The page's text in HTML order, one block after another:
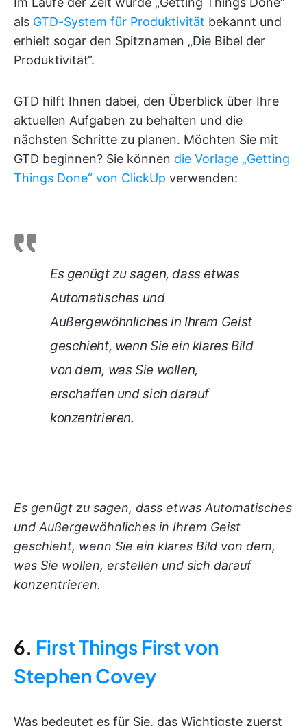
als GTD-System für Produktivität bekannt und
erhielt sogar den Spitznamen „Die Bibel der
Produktivität“.
GTD hilft Ihnen dabei, den Überblick über Ihre
aktuellen Aufgaben zu behalten und die
nächsten Schritte zu planen. Möchten Sie mit
GTD beginnen? Sie können die Vorlage „Getting
Things Done“ von ClickUp verwenden:
Es genügt zu sagen, dass etwas
Automatisches und
Außergewöhnliches in Ihrem Geist
geschieht, wenn Sie ein klares Bild
von dem, was Sie wollen,
erschaffen und sich darauf
konzentrieren.
Es genügt zu sagen, dass etwas Automatisches
und Außergewöhnliches in Ihrem Geist
geschieht, wenn Sie ein klares Bild von dem,
was Sie wollen, erstellen und sich darauf
konzentrieren.
6. First Things First von
Stephen Covey
Was bedeutet es für Sie, das Wichtigste zuerst